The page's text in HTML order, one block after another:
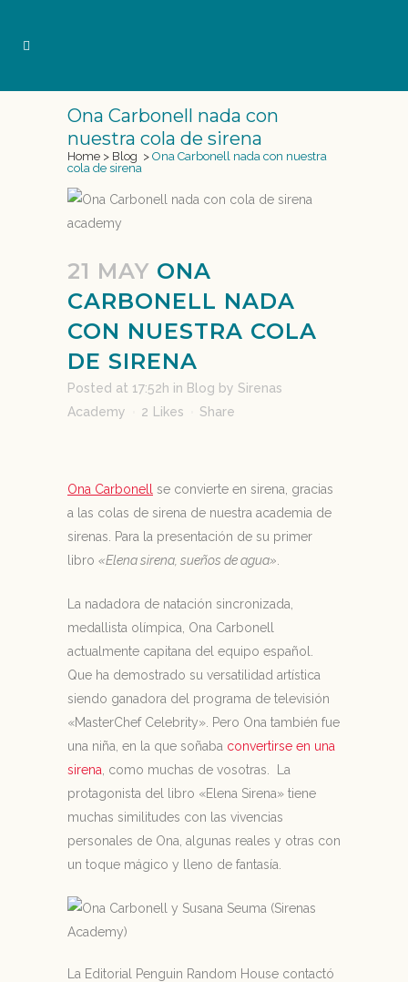
Ona Carbonell nada con
nuestra cola de sirena
Home > Blog > Ona Carbonell nada con nuestra
cola de sirena
21 MAY ONA
CARBONELL NADA
CON NUESTRA COLA
DE SIRENA
Posted at 17:52h in Blog by Sirenas
Academy
2 Likes Share
Ona Carbonell
se convierte en sirena, gracias
a las colas de sirena de nuestra academia de
sirenas. Para la presentación de su primer
libro «Elena sirena, sueños de agua»
La nadadora de natación sincronizada,
medallista olímpica, Ona Carbonell
actualmente capitana del equipo español.
Que ha demostrado su versatilidad artística
siendo ganadora del programa de televisión
«MasterChef Celebrity». Pero Ona también fue
una niña, en la que soñaba convertirse en una
sirena , como muchas de vosotras. La
protagonista del libro «Elena Sirena» tiene
muchas similitudes con las vivencias
personales de Ona, algunas reales y otras con
un toque mágico y lleno de fantasía.
La Editorial Penguin Random House contactó